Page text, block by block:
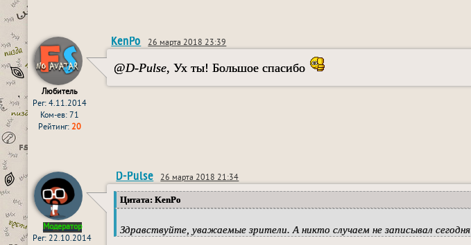
Любитель
Рег: 4.11.2014
Ком-ев: 71
Рейтинг:20
KenPo 26 марта 2018 23:39
@D-Pulse, Ух ты! Большое спасибо
Модератор
Рег: 22.10.2014
D-Pulse 26 марта 2018 21:34
Цитата: KenPo
Здравствуйте, уважаемые зрители. А никто случаем не записывал сегодня